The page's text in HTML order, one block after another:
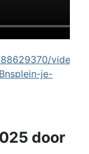
videos/
je-
door